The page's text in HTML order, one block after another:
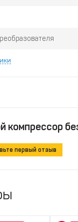
компрессор
первый отзыв